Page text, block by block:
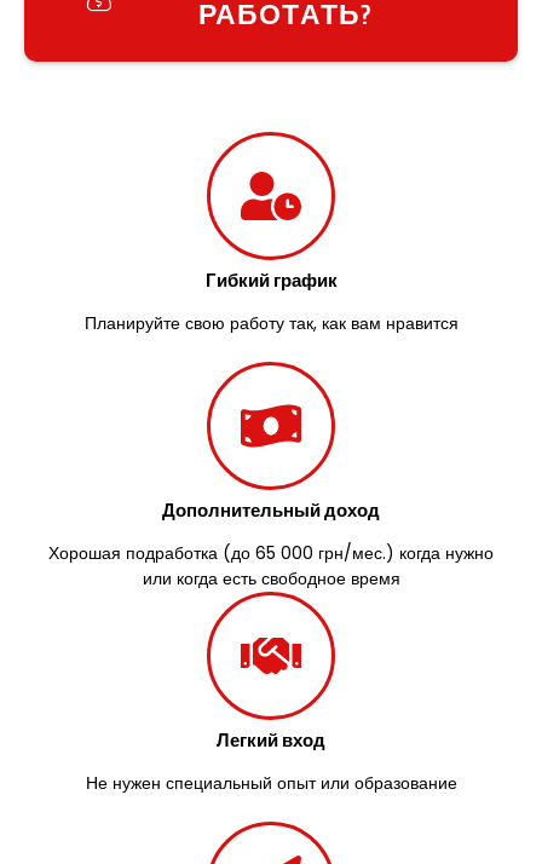
РАБОТАТЬ?
Гибкий график
Планируйте свою работу так, как вам нравится
Дополнительный доход
Хорошая подработка (до 65 000 грн/мес.) когда нужно
или когда есть свободное время
Легкий вход
Не нужен специальный опыт или образование
Вишневое
Вита-Почтовая
Волчинец
Зазимье